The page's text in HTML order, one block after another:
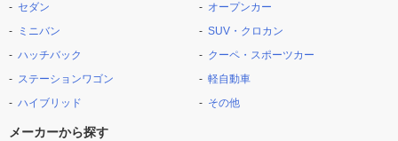
セダン
ミニバン
ハッチバック
ステーションワゴン
ハイブリッド
オープンカー
SUV・クロカン
クーペ・スポーツカー
軽自動車
その他
メーカーから探す